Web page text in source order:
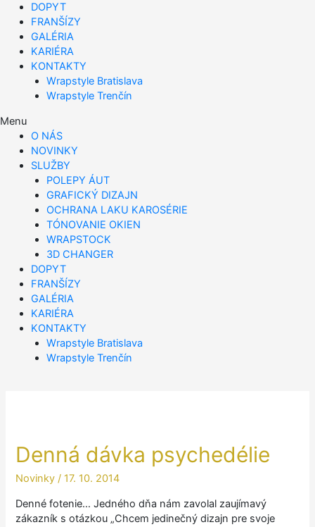
DOPYT
FRANŠÍZY
GALÉRIA
KARIÉRA
KONTAKTY
Wrapstyle Bratislava
Wrapstyle Trenčín
Menu
O NÁS
NOVINKY
SLUŽBY
POLEPY ÁUT
GRAFICKÝ DIZAJN
OCHRANA LAKU KAROSÉRIE
TÓNOVANIE OKIEN
WRAPSTOCK
3D CHANGER
DOPYT
FRANŠÍZY
GALÉRIA
KARIÉRA
KONTAKTY
Wrapstyle Bratislava
Wrapstyle Trenčín
Denná dávka psychedélie
Novinky /17. 10. 2014
Denné fotenie… Jedného dňa nám zavolal zaujímavý
zákazník s otázkou „Chcem jedinečný dizajn pre svoje